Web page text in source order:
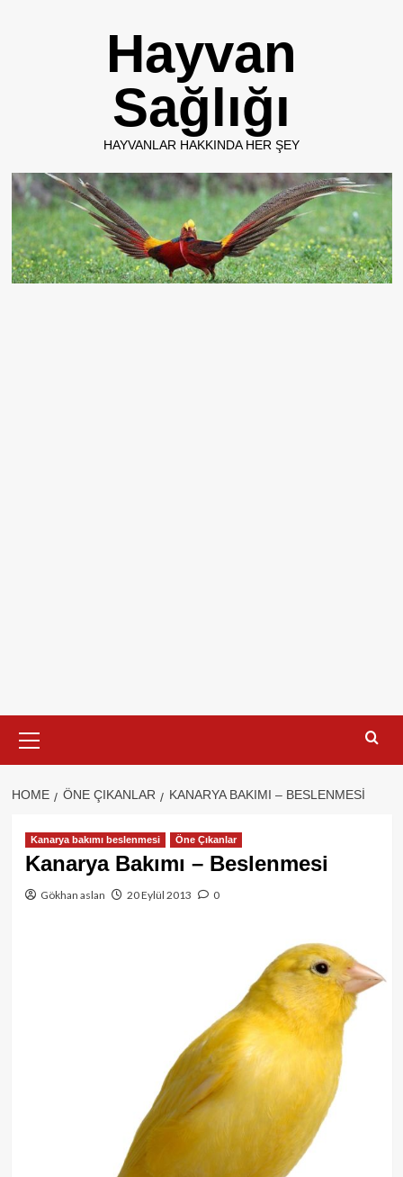
Hayvan
Sağlığı
HAYVANLAR HAKKINDA HER ŞEY
Menu
HOME ÖNE ÇIKANLAR KANARYA BAKIMI – BESLENMESI
Kanarya bakımı beslenmesi Öne Çıkanlar
Kanarya Bakımı – Beslenmesi
Gökhan aslan 20 Eylül 2013 0